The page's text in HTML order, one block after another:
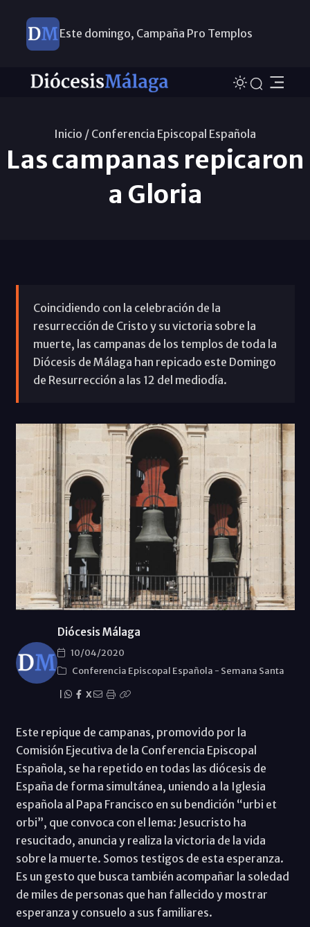
Este domingo, Campaña Pro Templos
Inicio / Conferencia Episcopal Española
Las campanas repicaron
a Gloria
Coincidiendo con la celebración de la
resurrección de Cristo y su victoria sobre la
muerte, las campanas de los templos de toda la
Diócesis de Málaga han repicado este Domingo
de Resurrección a las 12 del mediodía.
Diócesis Málaga
10/04/2020
Conferencia Episcopal Española - Semana Santa
X
Este repique de campanas, promovido por la
Comisión Ejecutiva de la Conferencia Episcopal
Española, se ha repetido en todas las diócesis de
España de forma simultánea, uniendo a la Iglesia
española al Papa Francisco en su bendición “urbi et
orbi”, que convoca con el lema: Jesucristo ha
resucitado, anuncia y realiza la victoria de la vida
sobre la muerte. Somos testigos de esta esperanza.
Es un gesto que busca también acompañar la soledad
de miles de personas que han fallecido y mostrar
esperanza y consuelo a sus familiares.